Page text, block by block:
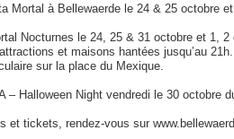
Mortal à Bellewaerde le 24 & 25 octobre
Nocturnes le 24, 25 & 31 octobre et 1,
et maisons hantées jusqu’au
sur la place du Mexique.
– Halloween Night vendredi le 30 octobre
et tickets, rendez-vous sur